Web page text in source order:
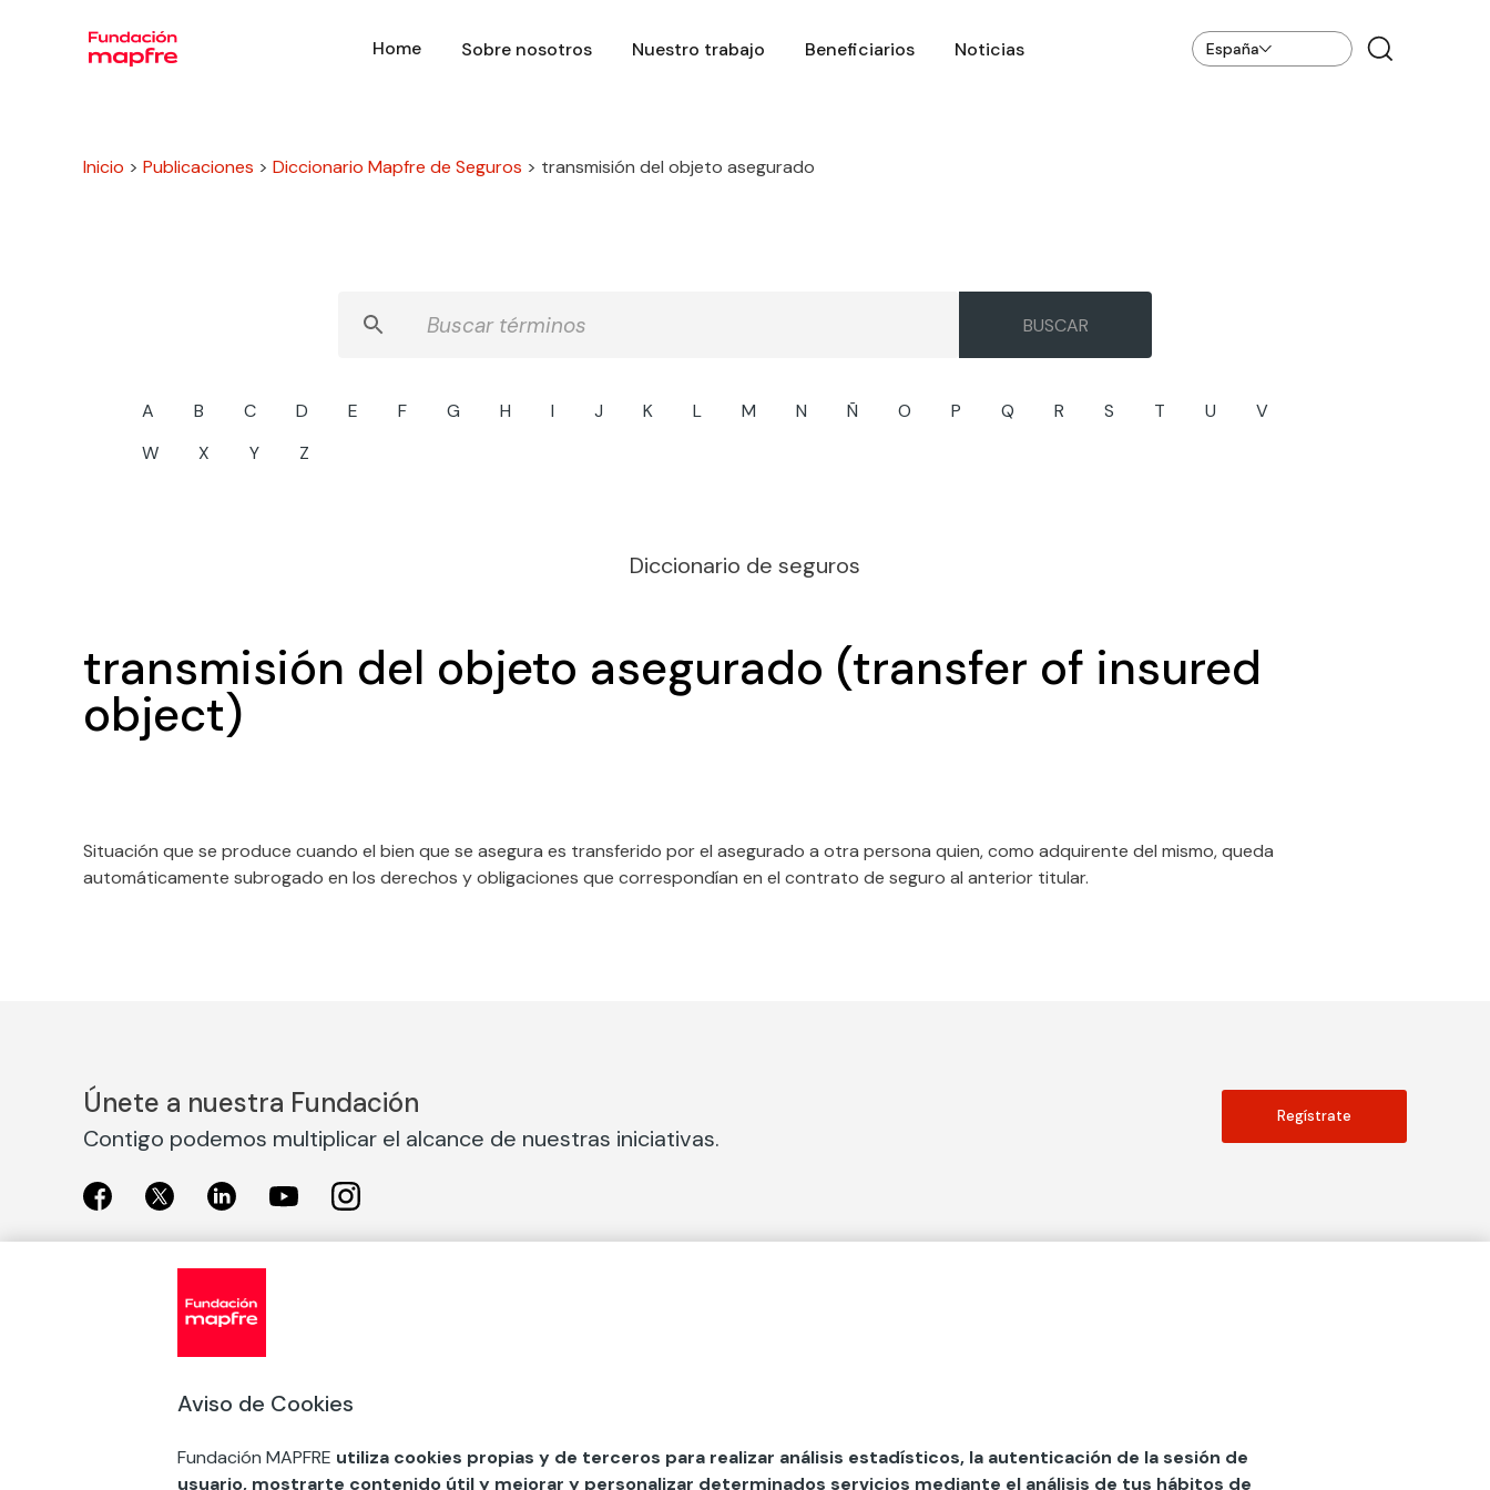
Home Sobre nosotros Nuestro trabajo Beneficiarios Noticias España
Inicio > Publicaciones > Diccionario Mapfre de Seguros > transmisión del objeto asegurado
A B C D E F G H I J K L M N Ñ O P Q R S T U
V
W
X Y Z
Diccionario de seguros
transmisión del objeto asegurado (transfer of insured
object)
Situación que se produce cuando el bien que se asegura es transferido por el asegurado a otra persona quien, como adquirente del mismo, queda
automáticamente subrogado en los derechos y obligaciones que correspondían en el contrato de seguro al anterior titular.
Únete a nuestra Fundación
Contigo podemos multiplicar el alcance de nuestras iniciativas.
Regístrate
Exposiciones en Madrid
Exposiciones en Barcelona
COMPRAR ENTRADA
Aviso de Cookies
Fundación MAPFRE utiliza cookies propias y de terceros para realizar análisis estadísticos, la autenticación de la sesión de
usuario, mostrarte contenido útil y mejorar y personalizar determinados servicios mediante el análisis de tus hábitos de